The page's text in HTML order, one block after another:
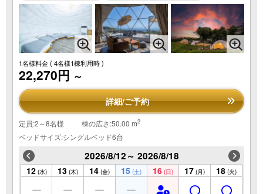
1名様料金( 4名様1棟利用時 )
22,270円 ～
詳細/ご予約
定員:2～8名様 棟の広さ:50.00 m2
ベッドサイズ:シングルベッド6台
2026/8/12～ 2026/8/18
12 (水) 13 (木) 14 (金) 15 (土) 16 (日) 17 (月) 18 (火)